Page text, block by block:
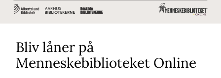
Bliv låner på
Menneskebiblioteket Online